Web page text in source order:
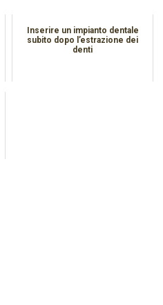
Inserire un impianto dentale
subito dopo l’estrazione dei
denti